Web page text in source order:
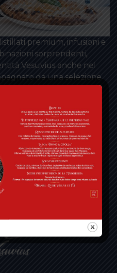
premium, infusioni e
sorprendenti,
Vesuvius anche nel
da una selezione
un servizio attento, ma
ideale anche per il
elegante
semplicemente lasciarsi